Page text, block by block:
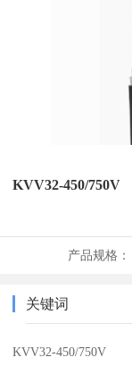
KVV32-450/750V
产品规格：
关键词
KVV32-450/750V